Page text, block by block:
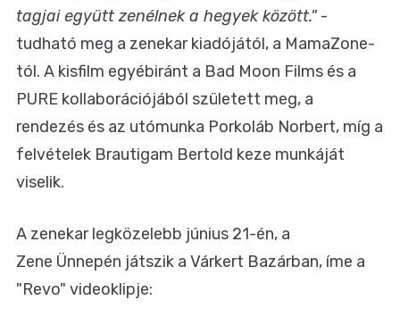
tagjai együtt zenélnek a hegyek között." -
tudható meg a zenekar kiadójától, a MamaZone-
tól. A kisfilm egyébiránt a Bad Moon Films és a
PURE kollaborációjából született meg, a
rendezés és az utómunka Porkoláb Norbert, míg a
felvételek Brautigam Bertold keze munkáját
viselik.
A zenekar legközelebb június 21-én, a
Zene Ünnepén játszik a Várkert Bazárban, íme a
"Revo" videoklipje: